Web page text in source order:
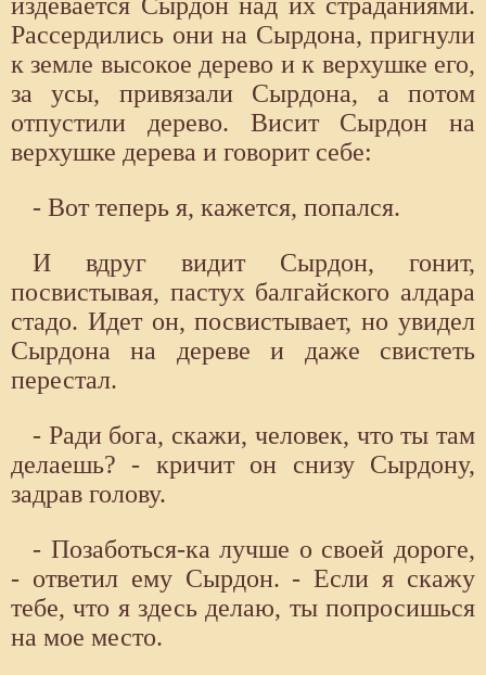
Рассердились они на Сырдона, пригнули
к земле высокое дерево и к верхушке его,
за усы, привязали Сырдона, а потом
отпустили дерево. Висит Сырдон на
верхушке дерева и говорит себе:
- Вот теперь я, кажется, попался.
И вдруг видит Сырдон, гонит,
посвистывая, пастух балгайского алдара
стадо. Идет он, посвистывает, но увидел
Сырдона на дереве и даже свистеть
перестал.
- Ради бога, скажи, человек, что ты там
делаешь? - кричит он снизу Сырдону,
задрав голову.
- Позаботься-ка лучше о своей дороге,
- ответил ему Сырдон. - Если я скажу
тебе, что я здесь делаю, ты попросишься
на мое место.